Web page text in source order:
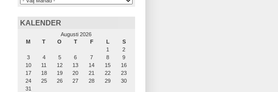
KALENDER
Augusti 2026
M
T O T F L
S
1
2
3
4 5 6 7 8
9
10
11 12 13 14 15
16
17
18 19 20 21 22
23
24
25 26 27 28 29
30
31